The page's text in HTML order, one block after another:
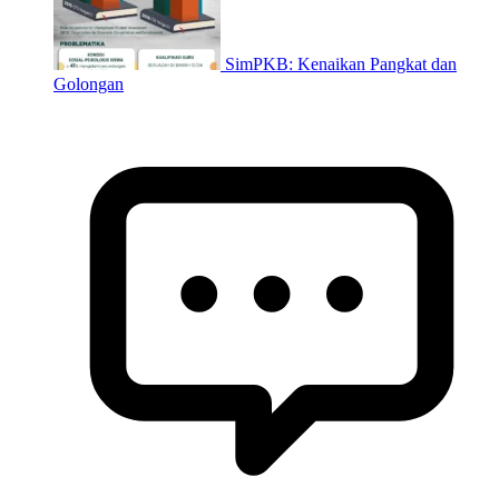
SimPKB: Kenaikan Pangkat dan
Golongan